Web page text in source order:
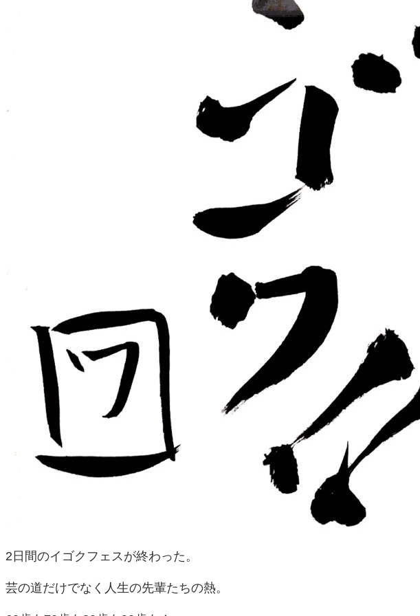
2日間のイゴクフェスが終わった。
芸の道だけでなく人生の先輩たちの熱。